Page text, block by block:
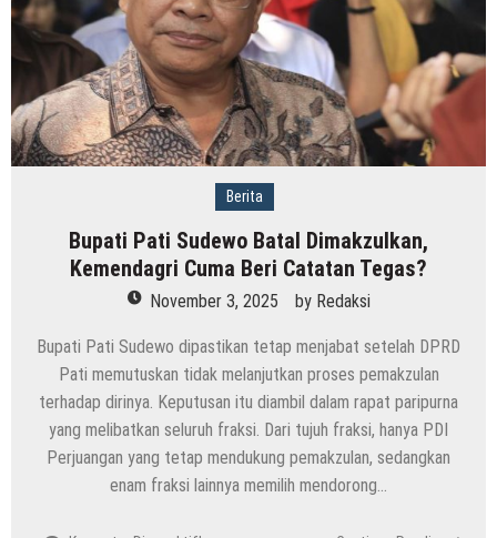
Berita
Bupati Pati Sudewo Batal Dimakzulkan,
Kemendagri Cuma Beri Catatan Tegas?
November 3, 2025 by Redaksi
Bupati Pati Sudewo dipastikan tetap menjabat setelah DPRD
Pati memutuskan tidak melanjutkan proses pemakzulan
terhadap dirinya. Keputusan itu diambil dalam rapat paripurna
yang melibatkan seluruh fraksi. Dari tujuh fraksi, hanya PDI
Perjuangan yang tetap mendukung pemakzulan, sedangkan
enam fraksi lainnya memilih mendorong…